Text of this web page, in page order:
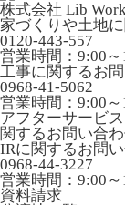
株式会社 Lib
家づくりや土地
0120-443-557
営業時間：9:00～
工事に関するお
0968-41-5062
営業時間：9:00～
アフターサービ
関するお問い合
IRに関するお問
0968-44-3227
営業時間：9:00～
資料請求